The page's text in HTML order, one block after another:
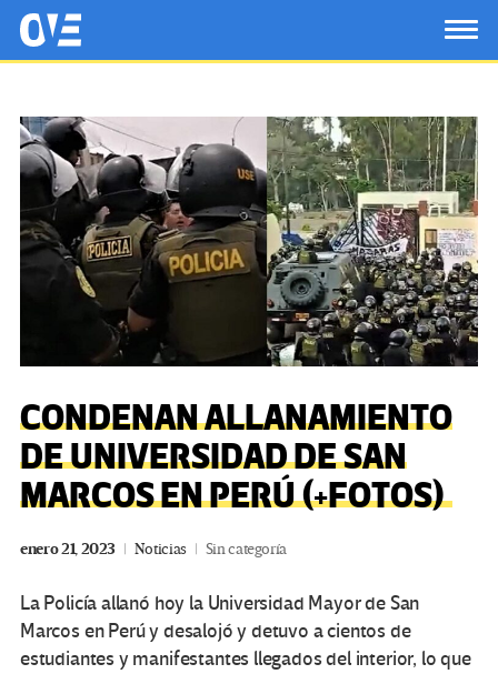
Saltar al contenido principal
OtrasVocesenEducacion.org
CONDENAN ALLANAMIENTO
DE UNIVERSIDAD DE SAN
MARCOS EN PERÚ (+FOTOS)
enero 21, 2023 Noticias Sin categoría
La Policía allanó hoy la Universidad Mayor de San
Marcos en Perú y desalojó y detuvo a cientos de
estudiantes y manifestantes llegados del interior, lo que